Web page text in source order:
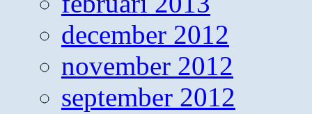
december 2012
november 2012
september 2012